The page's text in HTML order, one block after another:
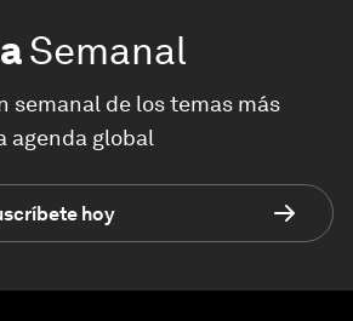
Semanal
semanal de los temas más
agenda global
hoy